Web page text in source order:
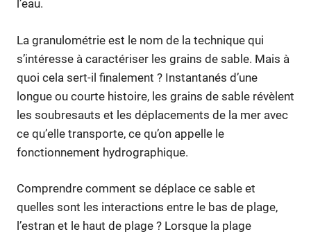
l’eau.
La granulométrie est le nom de la technique qui
s’intéresse à caractériser les grains de sable. Mais à
quoi cela sert-il finalement ? Instantanés d’une
longue ou courte histoire, les grains de sable révèlent
les soubresauts et les déplacements de la mer avec
ce qu’elle transporte, ce qu’on appelle le
fonctionnement hydrographique.
Comprendre comment se déplace ce sable et
quelles sont les interactions entre le bas de plage,
l’estran et le haut de plage ? Lorsque la plage